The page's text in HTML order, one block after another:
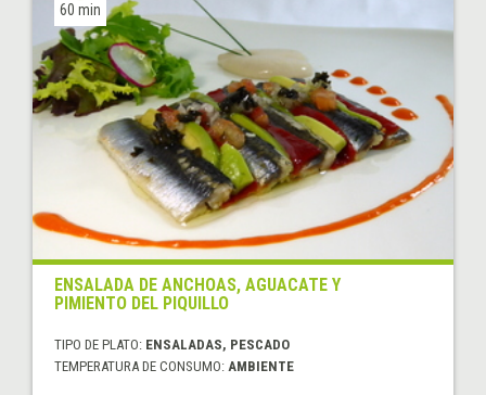
60 min
ENSALADA DE ANCHOAS, AGUACATE Y
PIMIENTO DEL PIQUILLO
TIPO DE PLATO: ENSALADAS, PESCADO
TEMPERATURA DE CONSUMO: AMBIENTE